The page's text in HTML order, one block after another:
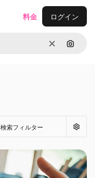
消去 画像で
料金 ログイン
検索フィルター